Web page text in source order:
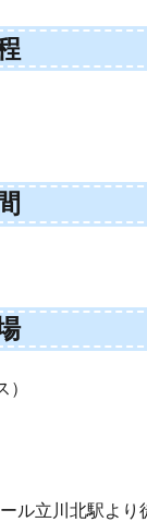
ル立川北駅より